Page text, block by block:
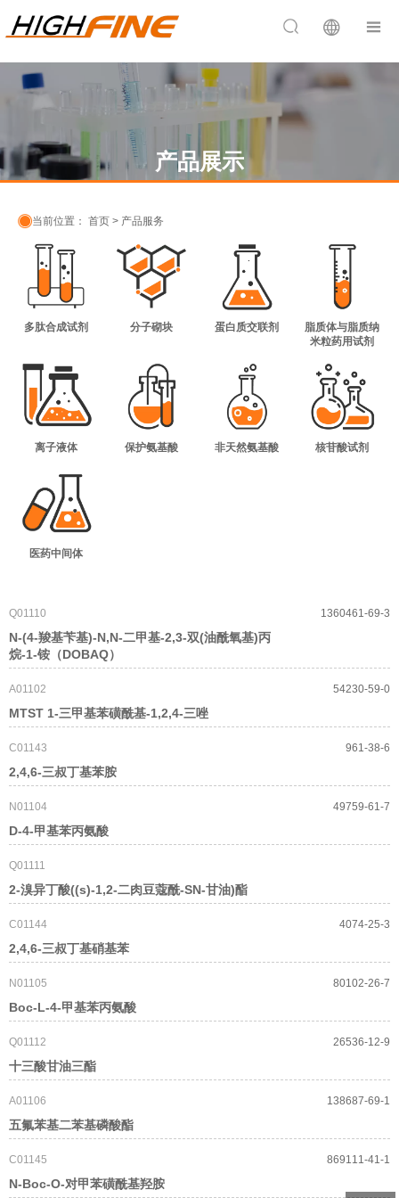
 
产品展示
当前位置： 首页 > 产品服务
多肽合成试剂 分子砌块 蛋白质交联剂
脂质体与脂质纳
米粒药用试剂
离子液体 保护氨基酸 非天然氨基酸 核苷酸试剂
医药中间体
Q01110
N-(4-羧基苄基)-N,N-二甲基-2,3-双(油酰氧基)丙
烷-1-铵（DOBAQ）
1360461-69-3
A01102
MTST 1-三甲基苯磺酰基-1,2,4-三唑
54230-59-0
C01143
2,4,6-三叔丁基苯胺
961-38-6
N01104
D-4-甲基苯丙氨酸
49759-61-7
Q01111
2-溴异丁酸((s)-1,2-二肉豆蔻酰-SN-甘油)酯
C01144
2,4,6-三叔丁基硝基苯
4074-25-3
N01105
Boc-L-4-甲基苯丙氨酸
80102-26-7
Q01112
十三酸甘油三酯
26536-12-9
A01106
五氟苯基二苯基磷酸酯
138687-69-1
C01145
N-Boc-O-对甲苯磺酰基羟胺
869111-41-1